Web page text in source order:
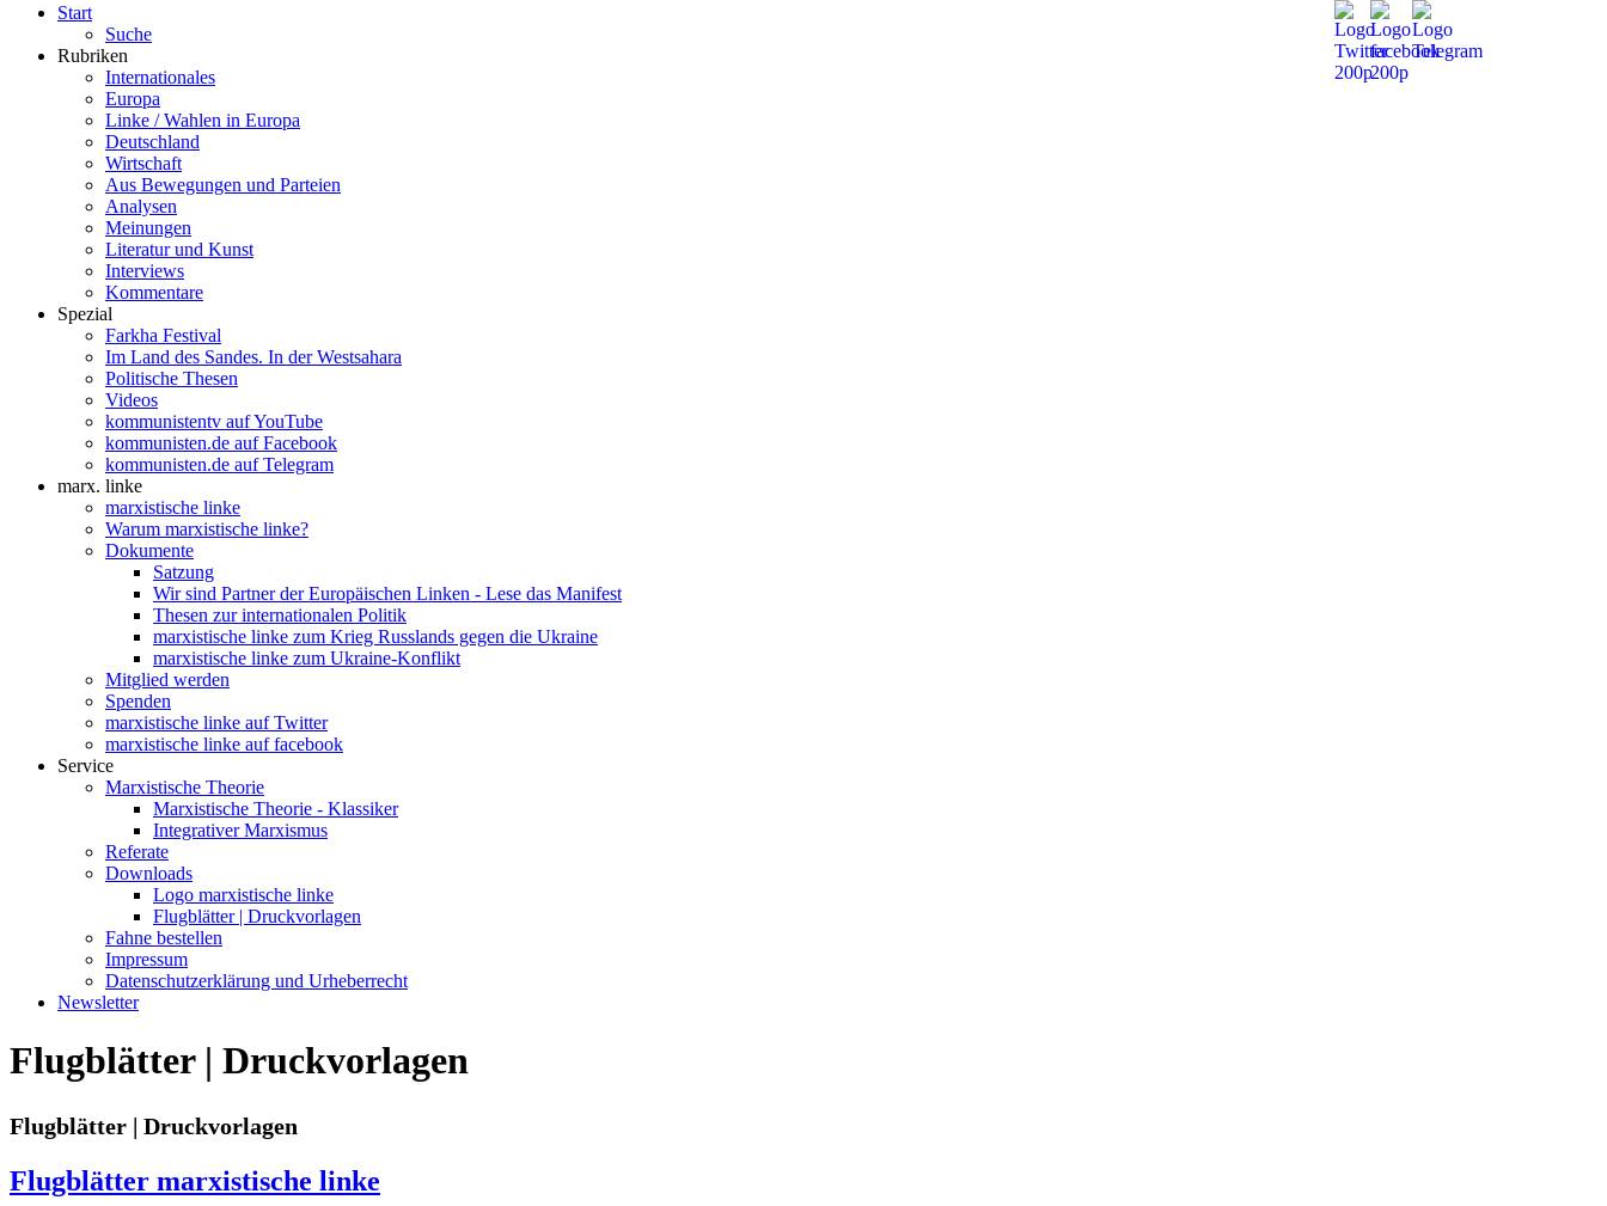
Start
Suche
Rubriken
Internationales
Europa
Linke / Wahlen in Europa
Deutschland
Wirtschaft
Aus Bewegungen und Parteien
Analysen
Meinungen
Literatur und Kunst
Interviews
Kommentare
Spezial
Farkha Festival
Im Land des Sandes. In der Westsahara
Politische Thesen
Videos
kommunistentv auf YouTube
kommunisten.de auf Facebook
kommunisten.de auf Telegram
marx. linke
marxistische linke
Warum marxistische linke?
Dokumente
Satzung
Wir sind Partner der Europäischen Linken - Lese das Manifest
Thesen zur internationalen Politik
marxistische linke zum Krieg Russlands gegen die Ukraine
marxistische linke zum Ukraine-Konflikt
Mitglied werden
Spenden
marxistische linke auf Twitter
marxistische linke auf facebook
Service
Marxistische Theorie
Marxistische Theorie - Klassiker
Integrativer Marxismus
Referate
Downloads
Logo marxistische linke
Flugblätter | Druckvorlagen
Fahne bestellen
Impressum
Datenschutzerklärung und Urheberrecht
Newsletter
Flugblätter | Druckvorlagen
Flugblätter | Druckvorlagen
Flugblätter marxistische linke